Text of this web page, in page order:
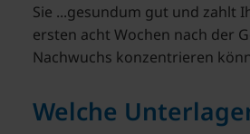
Sie ...gesundum gut und zahlt
ersten acht Wochen nach der
Nachwuchs konzentrieren
Welche